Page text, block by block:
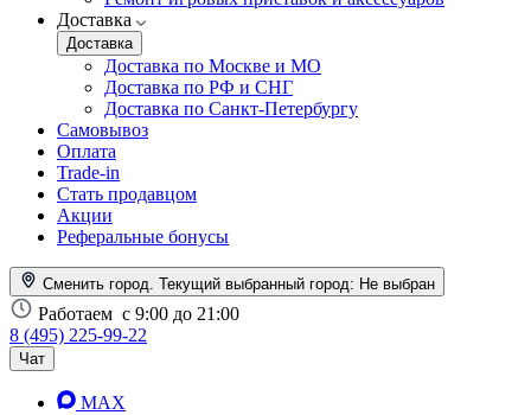
Доставка
Доставка
Доставка по Москве и МО
Доставка по РФ и СНГ
Доставка по Санкт-Петербургу
Самовывоз
Оплата
Trade-in
Стать продавцом
Акции
Реферальные бонусы
Сменить город. Текущий выбранный город: Не выбран
Работаем с 9:00 до 21:00
8 (495) 225-99-22
Чат
MAX